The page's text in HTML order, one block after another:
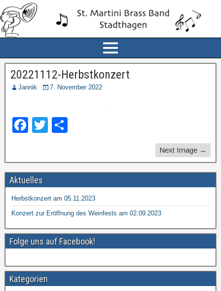
20221112-Herbstkonzert
Jannik 7. November 2022
F
e
b
o
o
k
T
er n
Next Image →
Aktuelles
Herbstkonzert am 05.11.2023
Konzert zur Eröffnung des Weinfests am 02.09.2023
Folge uns auf Facebook!
Kategorien